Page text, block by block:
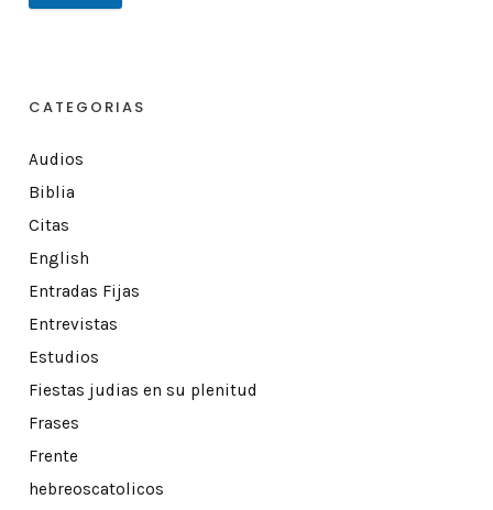
CATEGORIAS
Audios
Biblia
Citas
English
Entradas Fijas
Entrevistas
Estudios
Fiestas judias en su plenitud
Frases
Frente
hebreoscatolicos